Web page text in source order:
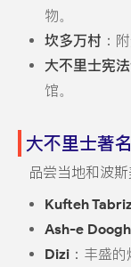
物。
坎多万村 ：
大不里士宪
馆。
大不里士著
品尝当地和波斯
Kufteh
Ash-e Doogh
Dizi：丰盛的